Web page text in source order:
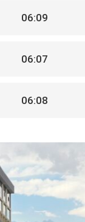
06:09
06:07
06:08